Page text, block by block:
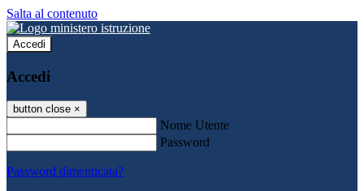
Salta al contenuto
Accedi
Accedi
button close ×
Nome Utente
Password
Password dimenticata?